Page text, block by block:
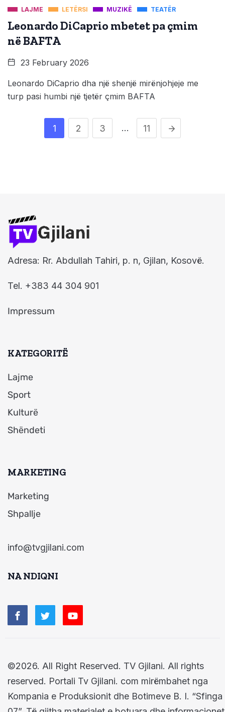
LAJME LETËRSI MUZIKË TEATËR
Leonardo DiCaprio mbetet pa çmim
në BAFTA
23 February 2026
Leonardo DiCaprio dha një shenjë mirënjohjeje me
turp pasi humbi një tjetër çmim BAFTA
1 2 3 … 11
Adresa: Rr. Abdullah Tahiri, p. n, Gjilan, Kosovë.
Tel. +383 44 304 901
Impressum
KATEGORITË
Lajme
Sport
Kulturë
Shëndeti
MARKETING
Marketing
Shpallje
info@tvgjilani.com
NA NDIQNI
©2026. All Right Reserved. TV Gjilani. All rights
reserved. Portali Tv Gjilani. com mirëmbahet nga
Kompania e Produksionit dhe Botimeve B. I. “Sfinga